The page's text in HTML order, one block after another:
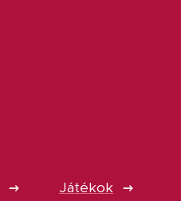
Játékok